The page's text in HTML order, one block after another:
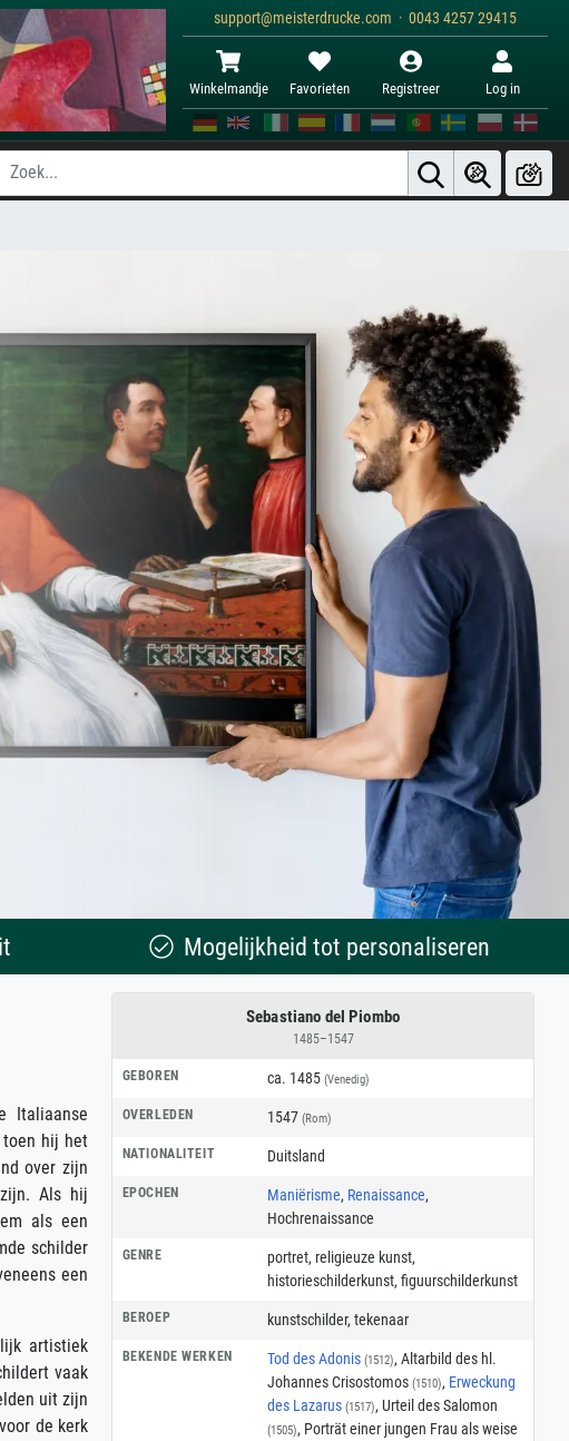
support@meisterdrucke.com · 0043 4257 29415
Winkelmandje Favorieten Registreer Log in
Mogelijkheid tot personaliseren
Sebastiano del Piombo
1485–1547
GEBOREN ca. 1485 (Venedig)
OVERLEDEN 1547 (Rom)
NATIONALITEIT Duitsland
EPOCHEN Maniërisme, Renaissance,
Hochrenaissance
GENRE portret, religieuze kunst,
historieschilderkunst, figuurschilderkunst
BEROEP kunstschilder, tekenaar
BEKENDE WERKEN Tod des Adonis (1512), Altarbild des hl.
Johannes Crisostomos (1510), Erweckung
des Lazarus (1517), Urteil des Salomon
(1505), Porträt einer jungen Frau als weise
Italiaanse
toen hij het
over zijn
Als hij
als een
schilder
een
artistiek
vaak
uit zijn
de kerk